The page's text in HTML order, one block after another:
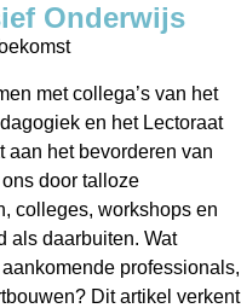
Onderwijs
met collega’s van het
en het Lectoraat
aan het bevorderen van
door talloze
colleges, workshops en
als daarbuiten. Wat
professionals,
Dit artikel verkent